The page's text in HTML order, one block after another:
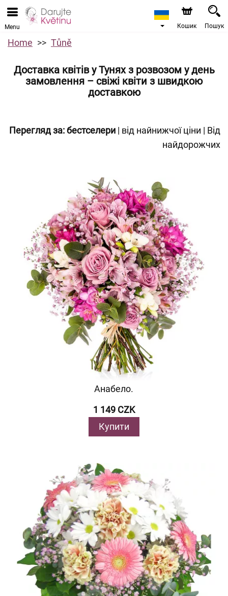
Menu Кошик Пошук
Home Tůně
Доставка квітів у Тунях з розвозом у день
замовлення – свіжі квіти з швидкою
доставкою
Перегляд за:бестселери | від найнижчої ціни | Від
найдорожчих
Анабело.
1 149 CZK
Купити